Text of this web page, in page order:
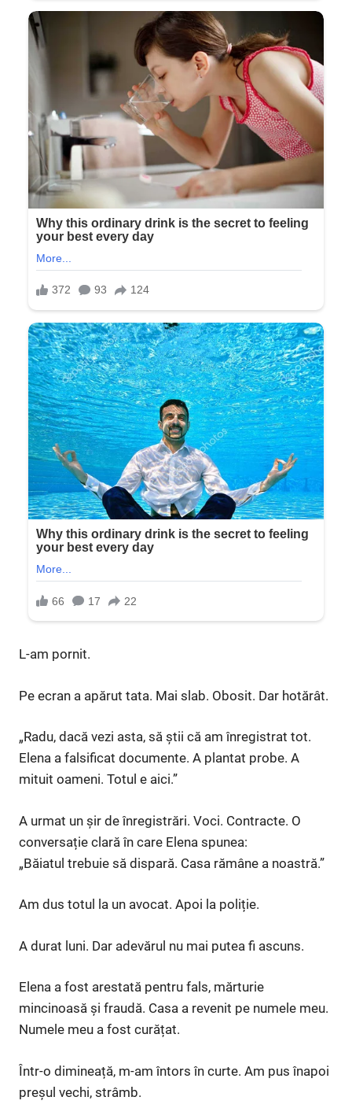
L-am pornit.
Pe ecran a apărut tata. Mai slab. Obosit. Dar hotărât.
„Radu, dacă vezi asta, să știi că am înregistrat tot.
Elena a falsificat documente. A plantat probe. A
mituit oameni. Totul e aici.”
A urmat un șir de înregistrări. Voci. Contracte. O
conversație clară în care Elena spunea:
„Băiatul trebuie să dispară. Casa rămâne a noastră.”
Am dus totul la un avocat. Apoi la poliție.
A durat luni. Dar adevărul nu mai putea fi ascuns.
Elena a fost arestată pentru fals, mărturie
mincinoasă și fraudă. Casa a revenit pe numele meu.
Numele meu a fost curățat.
Într-o dimineață, m-am întors în curte. Am pus înapoi
preșul vechi, strâmb.